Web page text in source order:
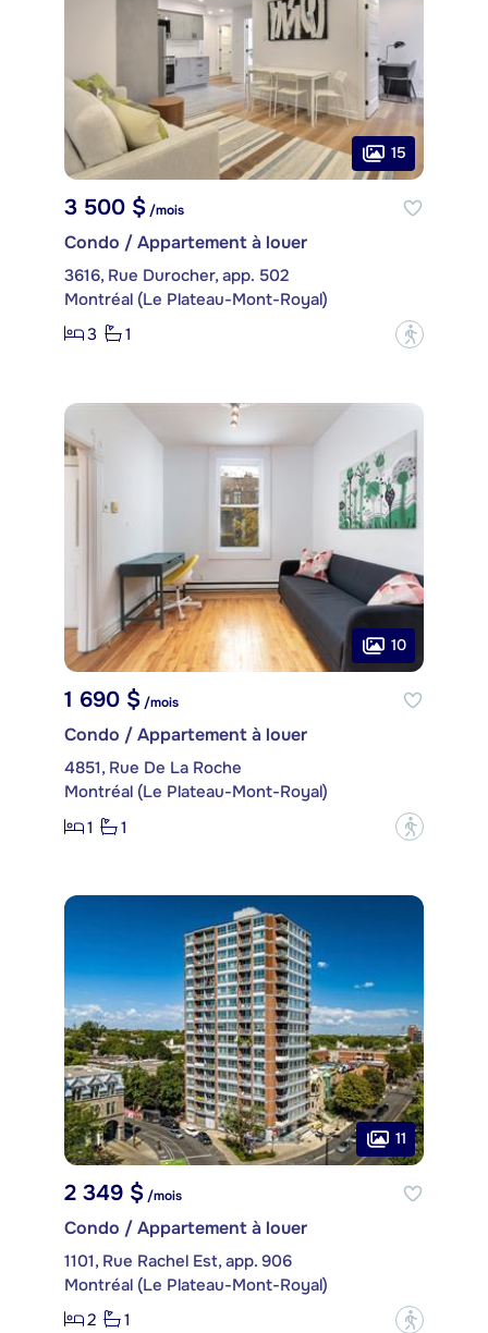
15
3 500 $ /mois
Condo / Appartement à louer
3616, Rue Durocher, app. 502
Montréal (Le Plateau-Mont-Royal)
3
1 ?
10
1 690 $/mois
Condo / Appartement à louer
4851, Rue De La Roche
Montréal (Le Plateau-Mont-Royal)
1
1 ?
11
2 349 $ /mois
Condo / Appartement à louer
1101, Rue Rachel Est, app. 906
Montréal (Le Plateau-Mont-Royal)
2
1 ?